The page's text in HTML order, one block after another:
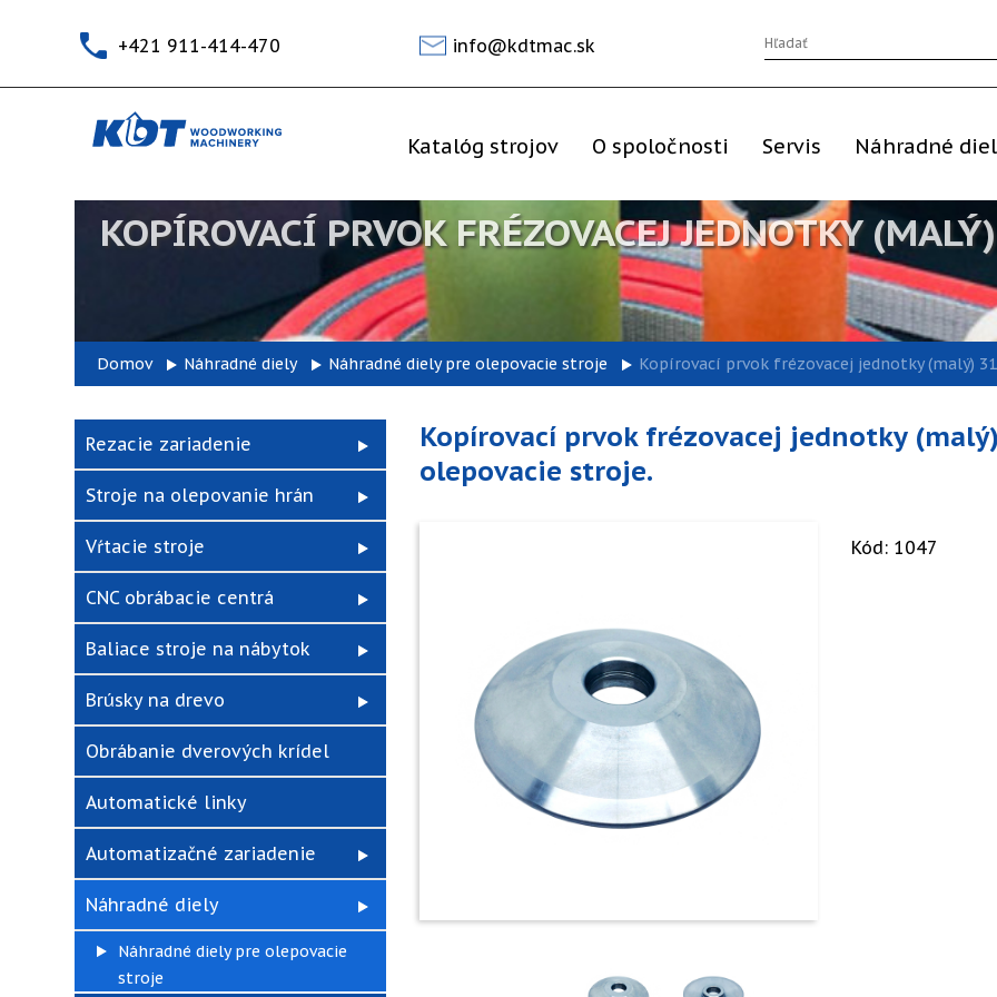
+421 911-414-470 info@kdtmac.sk
Katalóg strojov O spoločnosti Servis Náhradné
KOPÍROVACÍ PRVOK FRÉZOVACEJ JEDNOTKY
Domov Náhradné diely Náhradné diely pre olepovacie stroje Kopírovací prvok frézovacej jednotky (malý)
Rezacie zariadenie
Stroje na olepovanie hrán
Vŕtacie stroje
CNC obrábacie centrá
Baliace stroje na nábytok
Brúsky na drevo
Obrábanie dverových krídel
Automatické linky
Automatizačné zariadenie
Náhradné diely
Náhradné diely pre olepovacie
stroje
Kopírovací prvok frézovacej jednotky
olepovacie stroje.
Kód: 1047